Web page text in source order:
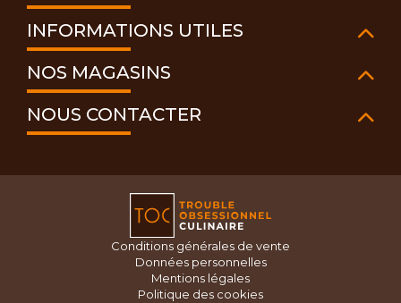
INFORMATIONS UTILES
NOS MAGASINS
NOUS CONTACTER
Conditions générales de vente
Données personnelles
Mentions légales
Politique des cookies